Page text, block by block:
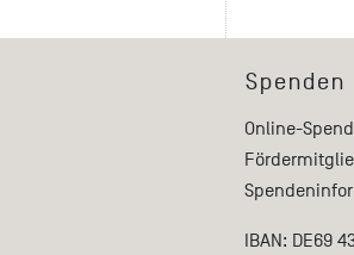
Spenden
Online-
IBAN: DE69